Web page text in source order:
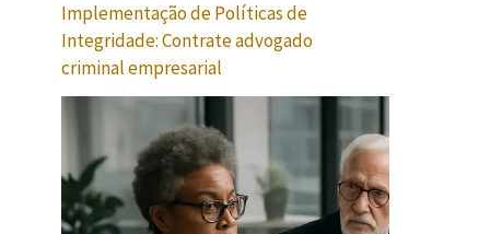
Implementação de Políticas de
Integridade: Contrate advogado
criminal empresarial